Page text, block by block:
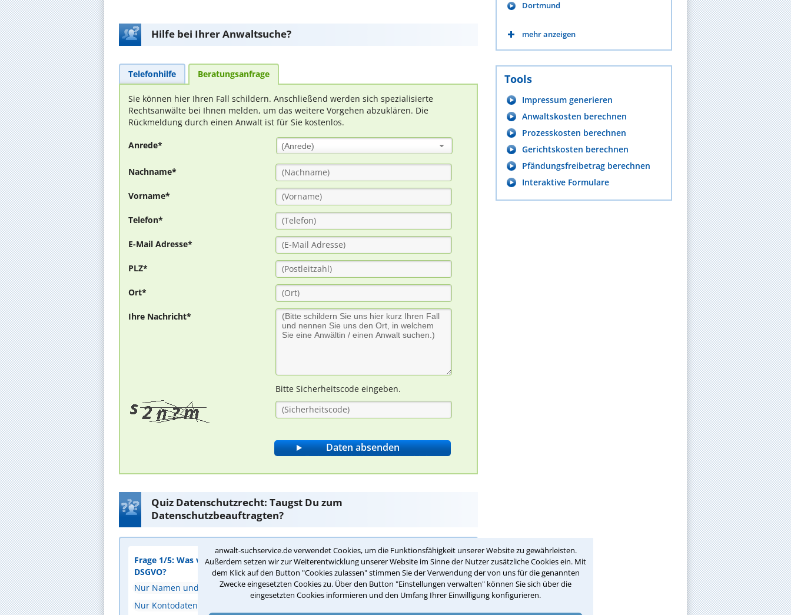
anwalt-suchservice.de verwendet Cookies, um die Funktionsfähigkeit unserer Website zu gewährleisten.
Außerdem setzen wir zur Weiterentwicklung unserer Website im Sinne der Nutzer zusätzliche Cookies ein. Mit
dem Klick auf den Button "Cookies zulassen" stimmen Sie der Verwendung der von uns für die genannten
Zwecke eingesetzten Cookies zu. Über den Button "Einstellungen verwalten" können Sie sich über die
eingesetzten Cookies informieren und den Umfang Ihrer Einwilligung konfigurieren.
Hilfe bei Ihrer Anwaltsuche?
Telefonhilfe Beratungsanfrage
Sie können hier Ihren Fall schildern. Anschließend werden sich spezialisierte
Rechtsanwälte bei Ihnen melden, um das weitere Vorgehen abzuklären. Die
Rückmeldung durch einen Anwalt ist für Sie kostenlos.
Anrede* (Anrede)
Nachname*
Vorname*
Telefon*
E-Mail Adresse*
PLZ*
Ort*
Ihre Nachricht*
Bitte Sicherheitscode eingeben.
Quiz Datenschutzrecht: Taugst Du zum
Datenschutzbeauftragten?
Frage 1/5: Was versteht man unter personenbezogenen Daten im Sinne der
DSGVO?
Nur Namen und Adressen
Nur Kontodaten
Dortmund
mehr anzeigen
Tools
Impressum generieren
Anwaltskosten berechnen
Prozesskosten berechnen
Gerichtskosten berechnen
Pfändungsfreibetrag berechnen
Interaktive Formulare